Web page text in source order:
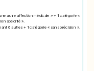
autre affection médicale » + 1 catégorie «
spécifié ».
6 autres + 1 catégorie « sans précision ».